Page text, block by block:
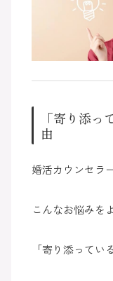
「寄り添
由
婚活カウンセラ
こんなお悩みを
「寄り添ってい